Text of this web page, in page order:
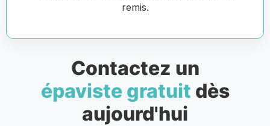
remis.
Contactez un
épaviste gratuit dès
aujourd'hui